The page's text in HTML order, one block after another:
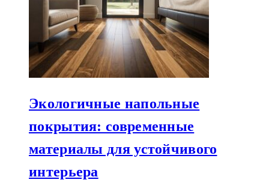
Экологичные напольные
покрытия: современные
материалы для устойчивого
интерьера